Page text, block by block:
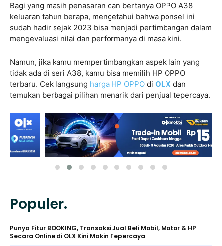
Bagi yang masih penasaran dan bertanya OPPO A38
keluaran tahun berapa, mengetahui bahwa ponsel ini
sudah hadir sejak 2023 bisa menjadi pertimbangan dalam
mengevaluasi nilai dan performanya di masa kini.
Namun, jika kamu mempertimbangkan aspek lain yang
tidak ada di seri A38, kamu bisa memilih HP OPPO
terbaru. Cek langsung harga HP OPPO di OLX dan
temukan berbagai pilihan menarik dari penjual tepercaya.
Populer.
Punya Fitur BOOKING, Transaksi Jual Beli Mobil, Motor & HP
Secara Online di OLX Kini Makin Tepercaya